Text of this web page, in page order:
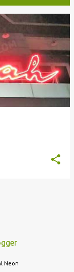
Neon